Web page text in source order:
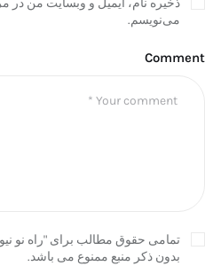
ذخیره نام، ایمیل و وبسایت من در
می‌نویسم.
Comment
تمامی حقوق مطالب برای "راه نو
بدون ذکر منبع ممنوع می باشد.